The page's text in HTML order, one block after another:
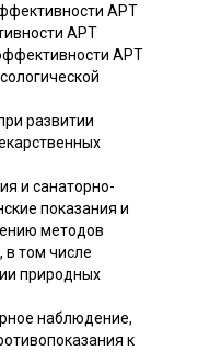
АРТ
АРТ
АРТ
развитии
и санаторно-
показания и
методов
том числе
природных
наблюдение,
к